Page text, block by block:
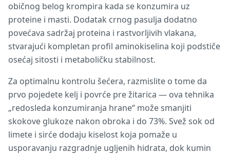
običnog belog krompira kada se konzumira uz
proteine i masti. Dodatak crnog pasulja dodatno
povećava sadržaj proteina i rastvorljivih vlakana,
stvarajući kompletan profil aminokiselina koji podstiče
osećaj sitosti i metaboličku stabilnost.
Za optimalnu kontrolu šećera, razmislite o tome da
prvo pojedete kelj i povrće pre žitarica — ova tehnika
„redosleda konzumiranja hrane“ može smanjiti
skokove glukoze nakon obroka i do 73%. Svež sok od
limete i sirće dodaju kiselost koja pomaže u
usporavanju razgradnje ugljenih hidrata, dok kumin